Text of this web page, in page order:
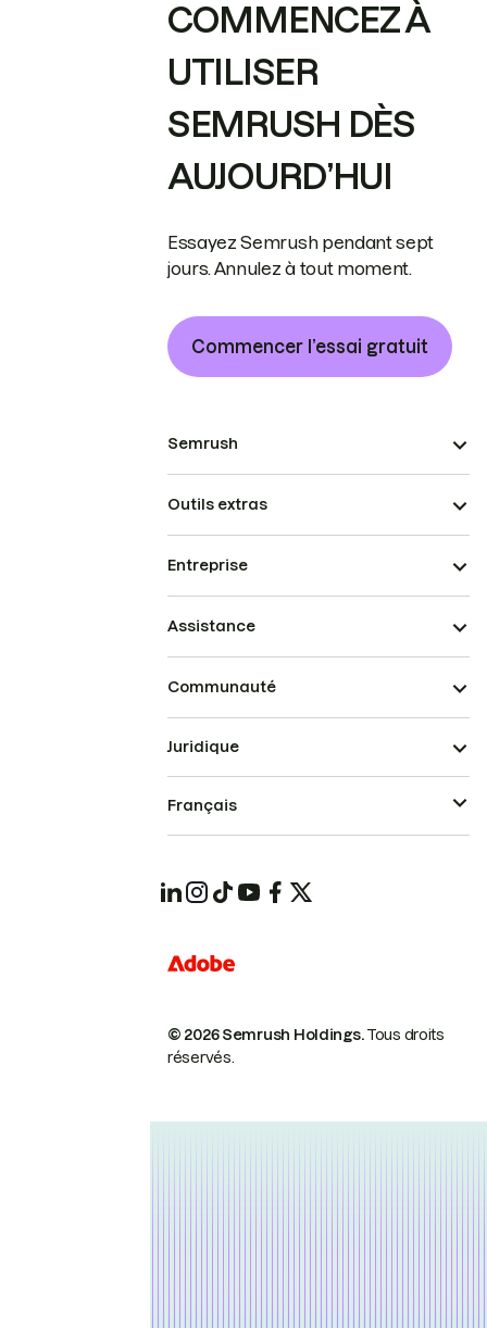
COMMENCEZ À
UTILISER
SEMRUSH DÈS
AUJOURD’HUI
Essayez Semrush pendant sept
jours. Annulez à tout moment.
Commencer l’essai gratuit
Semrush
Outils extras
Entreprise
Assistance
Communauté
© 2026 Semrush Holdings.Tous droits
réservés.
Juridique
Français